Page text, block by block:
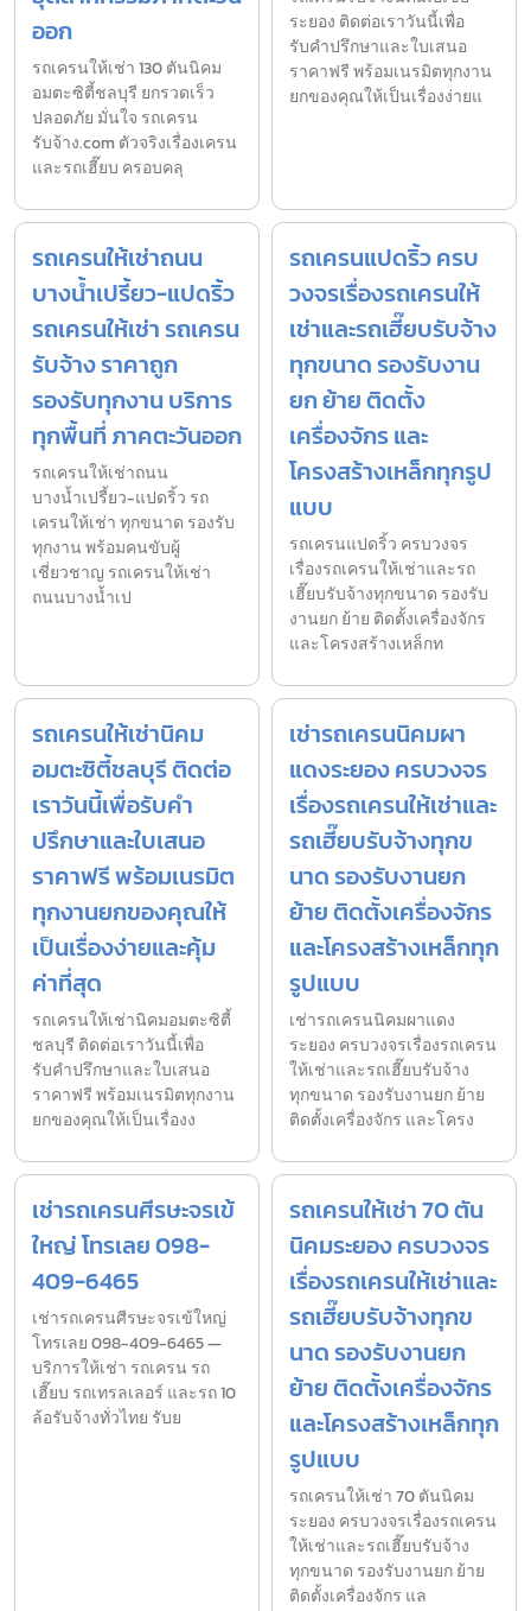
ออก
รถเครนให้เช่า 130 ตันนิคม
อมตะซิตี้ชลบุรี ยกรวดเร็ว
ปลอดภัย มั่นใจ รถเครน
รับจ้าง.com ตัวจริงเรื่องเครน
และรถเฮี๊ยบ ครอบคลุ
ระยอง ติดต่อเราวันนี้เพื่อ
รับคำปรึกษาและใบเสนอ
ราคาฟรี พร้อมเนรมิตทุกงาน
ยกของคุณให้เป็นเรื่องง่ายแ
รถเครนให้เช่าถนน
บางน้ำเปรี้ยว-แปดริ้ว
รถเครนให้เช่า รถเครน
รับจ้าง ราคาถูก
รองรับทุกงาน บริการ
ทุกพื้นที่ ภาคตะวันออก
รถเครนให้เช่าถนน
บางน้ำเปรี้ยว-แปดริ้ว รถ
เครนให้เช่า ทุกขนาด รองรับ
ทุกงาน พร้อมคนขับผู้
เชี่ยวชาญ รถเครนให้เช่า
ถนนบางน้ำเป
รถเครนแปดริ้ว ครบ
วงจรเรื่องรถเครนให้
เช่าและรถเฮี๊ยบรับจ้าง
ทุกขนาด รองรับงาน
ยก ย้าย ติดตั้ง
เครื่องจักร และ
โครงสร้างเหล็กทุกรูป
แบบ
รถเครนแปดริ้ว ครบวงจร
เรื่องรถเครนให้เช่าและรถ
เฮี๊ยบรับจ้างทุกขนาด รองรับ
งานยก ย้าย ติดตั้งเครื่องจักร
และโครงสร้างเหล็กท
รถเครนให้เช่านิคม
อมตะซิตี้ชลบุรี ติดต่อ
เราวันนี้เพื่อรับคำ
ปรึกษาและใบเสนอ
ราคาฟรี พร้อมเนรมิต
ทุกงานยกของคุณให้
เป็นเรื่องง่ายและคุ้ม
ค่าที่สุด
รถเครนให้เช่านิคมอมตะซิตี้
ชลบุรี ติดต่อเราวันนี้เพื่อ
รับคำปรึกษาและใบเสนอ
ราคาฟรี พร้อมเนรมิตทุกงาน
ยกของคุณให้เป็นเรื่องง
เช่ารถเครนนิคมผา
แดงระยอง ครบวงจร
เรื่องรถเครนให้เช่าและ
รถเฮี๊ยบรับจ้างทุกข
นาด รองรับงานยก
ย้าย ติดตั้งเครื่องจักร
และโครงสร้างเหล็กทุก
รูปแบบ
เช่ารถเครนนิคมผาแดง
ระยอง ครบวงจรเรื่องรถเครน
ให้เช่าและรถเฮี๊ยบรับจ้าง
ทุกขนาด รองรับงานยก ย้าย
ติดตั้งเครื่องจักร และโครง
เช่ารถเครนศีรษะจรเข้
ใหญ่ โทรเลย 098-
409-6465
เช่ารถเครนศีรษะจรเข้ใหญ่
โทรเลย 098-409-6465 —
บริการให้เช่า รถเครน รถ
เฮี๊ยบ รถเทรลเลอร์ และรถ 10
ล้อรับจ้างทั่วไทย รับย
รถเครนให้เช่า 70 ตัน
นิคมระยอง ครบวงจร
เรื่องรถเครนให้เช่าและ
รถเฮี๊ยบรับจ้างทุกข
นาด รองรับงานยก
ย้าย ติดตั้งเครื่องจักร
และโครงสร้างเหล็กทุก
รูปแบบ
รถเครนให้เช่า 70 ตันนิคม
ระยอง ครบวงจรเรื่องรถเครน
ให้เช่าและรถเฮี๊ยบรับจ้าง
ทุกขนาด รองรับงานยก ย้าย
ติดตั้งเครื่องจักร แล